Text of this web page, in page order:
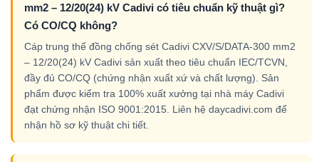
mm2 – 12/20(24) kV Cadivi có tiêu chuẩn kỹ thuật gì?
Có CO/CQ không?
Cáp trung thế đồng chống sét Cadivi CXV/S/DATA-300 mm2
– 12/20(24) kV Cadivi sản xuất theo tiêu chuẩn IEC/TCVN,
đầy đủ CO/CQ (chứng nhận xuất xứ và chất lượng). Sản
phẩm được kiểm tra 100% xuất xưởng tại nhà máy Cadivi
đạt chứng nhận ISO 9001:2015. Liên hệ daycadivi.com để
nhận hồ sơ kỹ thuật chi tiết.